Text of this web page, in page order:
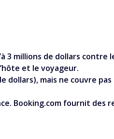
millions de dollars contre
et le voyageur.
dollars), mais ne couvre
Booking.com fournit des